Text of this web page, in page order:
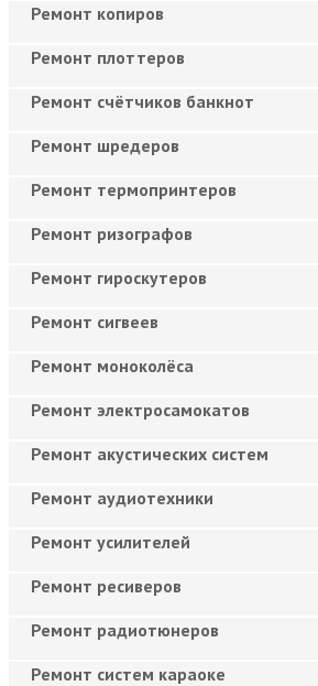
Ремонт копиров
Ремонт плоттеров
Ремонт счётчиков банкнот
Ремонт шредеров
Ремонт термопринтеров
Ремонт ризографов
Ремонт гироскутеров
Ремонт сигвеев
Ремонт моноколёса
Ремонт электросамокатов
Ремонт акустических систем
Ремонт аудиотехники
Ремонт усилителей
Ремонт ресиверов
Ремонт радиотюнеров
Ремонт систем караоке